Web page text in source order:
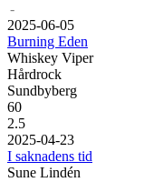
-
2025-06-05
Burning Eden
Whiskey Viper
Hårdrock
Sundbyberg
60
2.5
2025-04-23
I saknadens tid
Sune Lindén